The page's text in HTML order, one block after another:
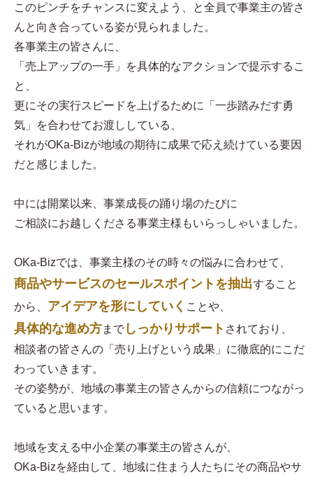
このピンチをチャンスに変えよう、と全員で事業主の皆さ
んと向き合っている姿が見られました。
各事業主の皆さんに、
「売上アップの一手」を具体的なアクションで提示するこ
と、
更にその実行スピードを上げるために「一歩踏みだす勇
気」を合わせてお渡ししている、
それがOKa-Bizが地域の期待に成果で応え続けている要因
だと感じました。
中には開業以来、事業成長の踊り場のたびに
ご相談にお越しくださる事業主様もいらっしゃいました。
OKa-Bizでは、事業主様のその時々の悩みに合わせて、
商品やサービスのセールスポイントを抽出すること
から、 アイデアを形にしていく ことや、
具体的な進め方まで しっかりサポート されており、
相談者の皆さんの「売り上げという成果」に徹底的にこだ
わっていきます。
その姿勢が、地域の事業主の皆さんからの信頼につながっ
ていると思います。
地域を支える中小企業の事業主の皆さんが、
OKa-Bizを経由して、地域に住まう人たちにその商品やサ